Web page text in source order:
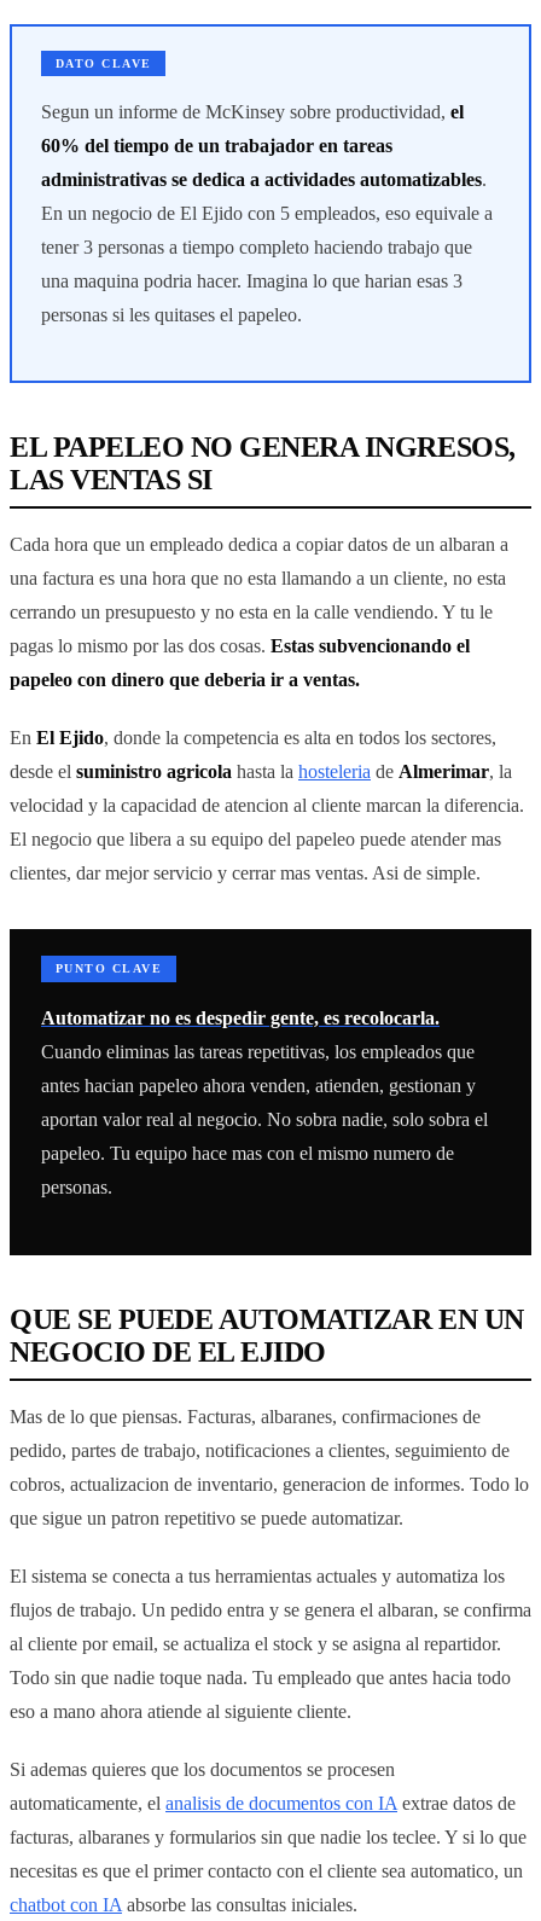
DATO CLAVE
Segun un informe de McKinsey sobre productividad, el
60% del tiempo de un trabajador en tareas
administrativas se dedica a actividades automatizables.
En un negocio de El Ejido con 5 empleados, eso equivale a
tener 3 personas a tiempo completo haciendo trabajo que
una maquina podria hacer. Imagina lo que harian esas 3
personas si les quitases el papeleo.
EL PAPELEO NO GENERA INGRESOS,
LAS VENTAS SI
Cada hora que un empleado dedica a copiar datos de un albaran a
una factura es una hora que no esta llamando a un cliente, no esta
cerrando un presupuesto y no esta en la calle vendiendo. Y tu le
pagas lo mismo por las dos cosas. Estas subvencionando el
papeleo con dinero que deberia ir a ventas.
En El Ejido, donde la competencia es alta en todos los sectores,
desde el suministro agricola hasta la hosteleria de Almerimar, la
velocidad y la capacidad de atencion al cliente marcan la diferencia.
El negocio que libera a su equipo del papeleo puede atender mas
clientes, dar mejor servicio y cerrar mas ventas. Asi de simple.
PUNTO CLAVE
Automatizar no es despedir gente, es recolocarla.
Cuando eliminas las tareas repetitivas, los empleados que
antes hacian papeleo ahora venden, atienden, gestionan y
aportan valor real al negocio. No sobra nadie, solo sobra el
papeleo. Tu equipo hace mas con el mismo numero de
personas.
QUE SE PUEDE AUTOMATIZAR EN UN
NEGOCIO DE EL EJIDO
Mas de lo que piensas. Facturas, albaranes, confirmaciones de
pedido, partes de trabajo, notificaciones a clientes, seguimiento de
cobros, actualizacion de inventario, generacion de informes. Todo lo
que sigue un patron repetitivo se puede automatizar.
El sistema se conecta a tus herramientas actuales y automatiza los
flujos de trabajo. Un pedido entra y se genera el albaran, se confirma
al cliente por email, se actualiza el stock y se asigna al repartidor.
Todo sin que nadie toque nada. Tu empleado que antes hacia todo
eso a mano ahora atiende al siguiente cliente.
Si ademas quieres que los documentos se procesen
automaticamente, el analisis de documentos con IA extrae datos de
facturas, albaranes y formularios sin que nadie los teclee. Y si lo que
necesitas es que el primer contacto con el cliente sea automatico, un
chatbot con IA absorbe las consultas iniciales.